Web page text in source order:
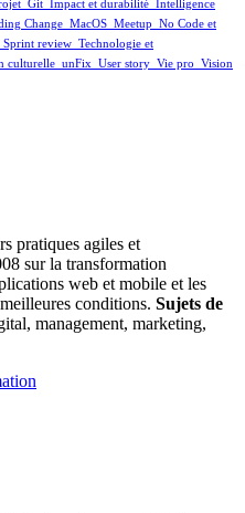
_Git _Impact et durabilité _Intelligence
Change _MacOS _Meetup _No Code et
_Sprint review _Technologie et
culturelle _unFix _User story _Vie pro _Vision
pratiques agiles et
sur la transformation
web et mobile et les
conditions. Sujets de
management, marketing,